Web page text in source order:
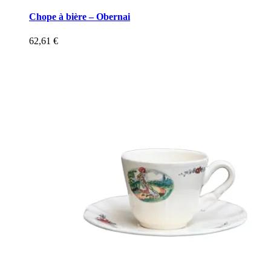
Chope à bière – Obernai
62,61 €